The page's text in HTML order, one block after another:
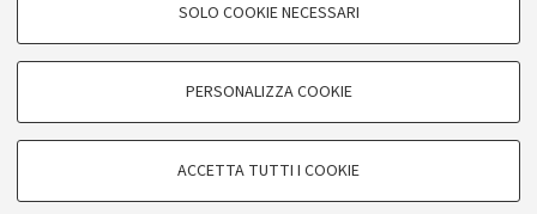
COOKIE DI PROFILAZIONE - FACOLTATIVI
degli utenti, creare profili in base al loro comportamento sul sito, per analisi
di marketing.
Google/Youtube Video
SOLO COOKIE NECESSARI
PERSONALIZZA COOKIE
ACCETTA TUTTI I COOKIE
Seguici su:
©Copyright 2026 - ALMA MATER STUDIORUM -
Università di Bologna - Via Zamboni, 33 -40126 Bologna
- PI : 01131710376 - CF: 80007010376
Privacy|Note legali|Impostazioni Cookie